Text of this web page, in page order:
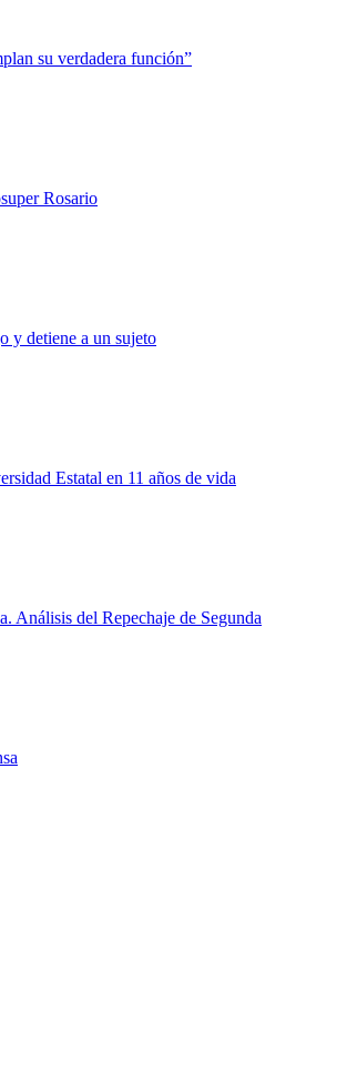
su verdadera función”
Rosario
y detiene a un sujeto
Estatal en 11 años de vida
Análisis del Repechaje de Segunda